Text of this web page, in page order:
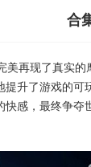
合
再现了真实
升了游戏的可
感，最终争夺